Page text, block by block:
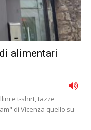
alimentari
e t-shirt, tazze
di Vicenza quello su